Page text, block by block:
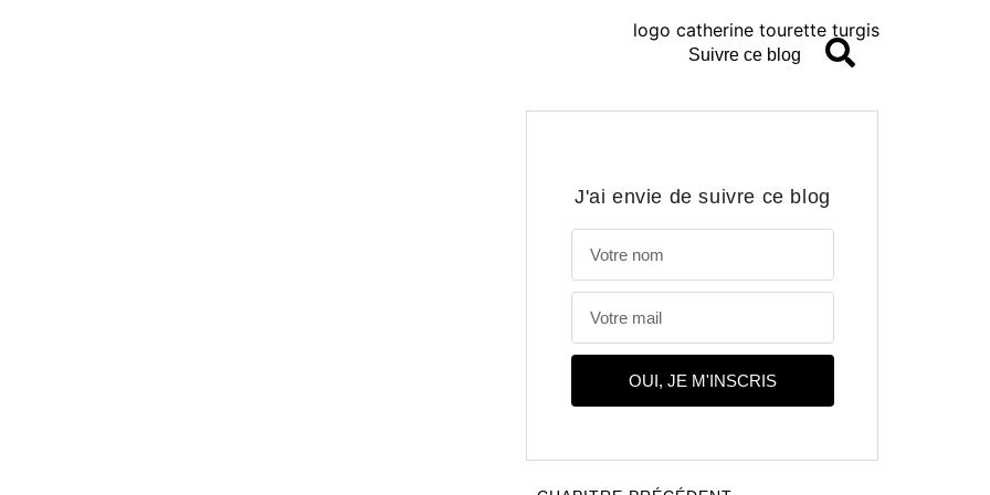
Suivre ce blog
J'ai envie de suivre ce blog
OUI, JE M'INSCRIS